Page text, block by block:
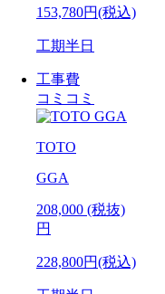
153,780円(税込)
工期半日
工事費
コミコミ
TOTO
GGA
208,000 (税抜)
円
228,800円(税込)